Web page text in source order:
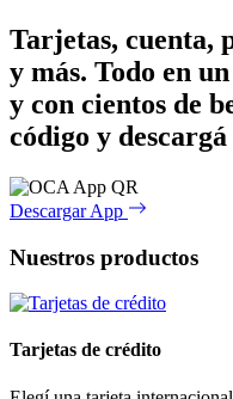
Tarjetas, cuenta,
y más. Todo en
y con cientos de
código y
Descargar App
Nuestros productos
Tarjetas de crédito